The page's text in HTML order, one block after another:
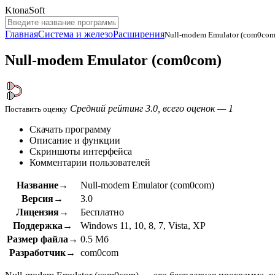
KtonaSoft
ГлавнаяСистема и железоРасширенияNull-modem Emulator
Null-modem Emulator (com0com)
Поставить оценку Средний рейтинг 3.0, всего оценок — 1
Скачать программу
Описание и функции
Скриншоты интерфейса
Комментарии пользователей
Название→
Null-modem Emulator (com0com)
Версия→
3.0
Лицензия→
Бесплатно
Поддержка→
Windows 11, 10, 8, 7, Vista, XP
Размер файла→ 0.5 Мб
Разработчик→
com0com